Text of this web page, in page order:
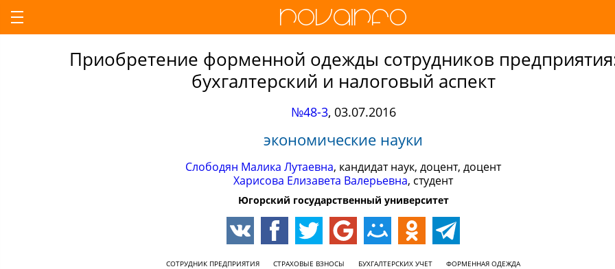
Приобретение форменной одежды сотрудников
бухгалтерский и налоговый аспект
№48-3, 03.07.2016
экономические науки
Слободян Малика Лутаевна, кандидат наук, доцент, доцент
Харисова Елизавета Валерьевна, студент
Югорский государственный университет
СОТРУДНИК ПРЕДПРИЯТИЯ СТРАХОВЫЕ ВЗНОСЫ БУХГАЛТЕРСКИХ УЧЕТ ФОРМЕННАЯ ОДЕЖДА